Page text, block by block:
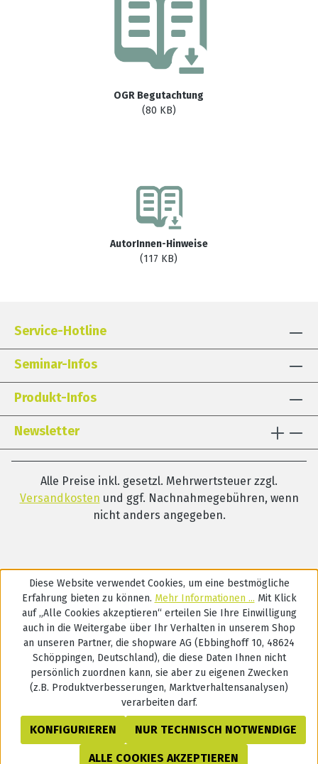
OGR Begutachtung
(80 KB)
AutorInnen-Hinweise
(117 KB)
Service-Hotline
Seminar-Infos
Produkt-Infos
Newsletter
Alle Preise inkl. gesetzl. Mehrwertsteuer zzgl.
Versandkosten und ggf. Nachnahmegebühren, wenn
nicht anders angegeben.
Diese Website verwendet Cookies, um eine bestmögliche
Erfahrung bieten zu können. Mehr Informationen ... Mit Klick
auf „Alle Cookies akzeptieren“ erteilen Sie Ihre Einwilligung
auch in die Weitergabe über Ihr Verhalten in unserem Shop
an unseren Partner, die shopware AG (Ebbinghoff 10, 48624
Schöppingen, Deutschland), die diese Daten Ihnen nicht
persönlich zuordnen kann, sie aber zu eigenen Zwecken
(z.B. Produktverbesserungen, Marktverhaltensanalysen)
verarbeiten darf.
NUR TECHNISCH NOTWENDIGE
KONFIGURIEREN
ALLE COOKIES AKZEPTIEREN